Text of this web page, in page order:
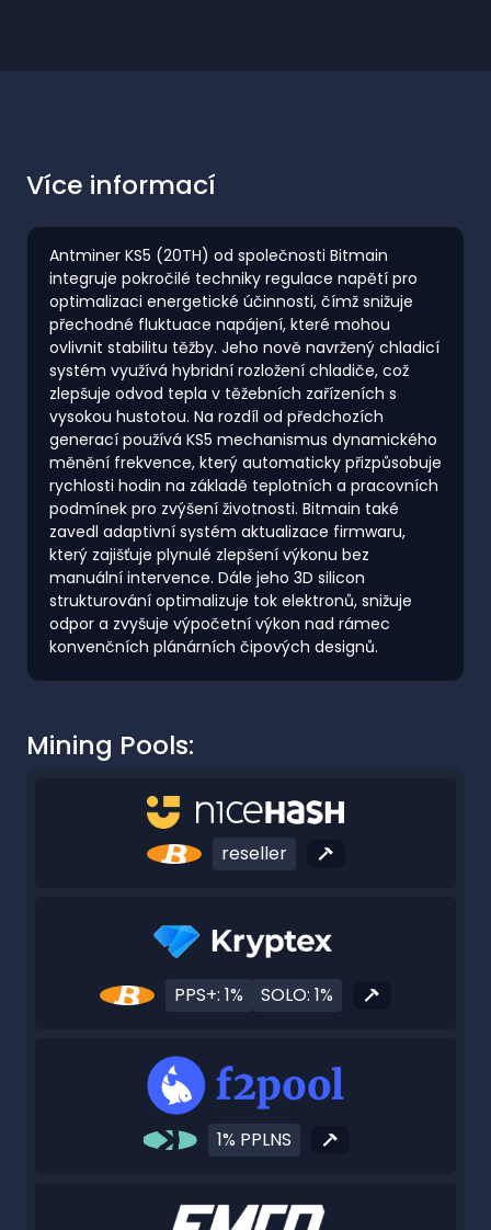
Více informací
Antminer KS5 (20TH) od společnosti Bitmain
integruje pokročilé techniky regulace napětí pro
optimalizaci energetické účinnosti, čímž snižuje
přechodné fluktuace napájení, které mohou
ovlivnit stabilitu těžby. Jeho nově navržený chladicí
systém využívá hybridní rozložení chladiče, což
zlepšuje odvod tepla v těžebních zařízeních s
vysokou hustotou. Na rozdíl od předchozích
generací používá KS5 mechanismus dynamického
měnění frekvence, který automaticky přizpůsobuje
rychlosti hodin na základě teplotních a pracovních
podmínek pro zvýšení životnosti. Bitmain také
zavedl adaptivní systém aktualizace firmwaru,
který zajišťuje plynulé zlepšení výkonu bez
manuální intervence. Dále jeho 3D silicon
strukturování optimalizuje tok elektronů, snižuje
odpor a zvyšuje výpočetní výkon nad rámec
konvenčních plánárních čipových designů.
Mining Pools:
reseller
PPS+: 1% SOLO: 1%
1% PPLNS